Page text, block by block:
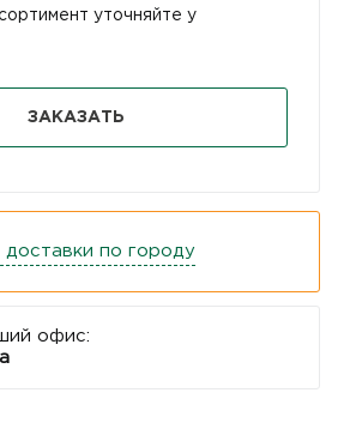
уточняйте у
ЗАКАЗАТЬ
доставки по городу
офис: